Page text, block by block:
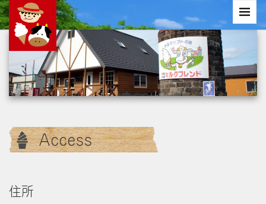
Access
住所